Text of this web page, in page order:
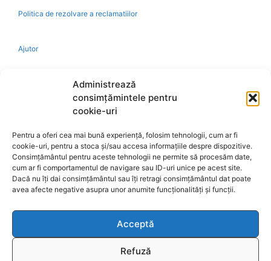
Administrează
consimțămintele pentru
cookie-uri
Pentru a oferi cea mai bună experiență, folosim tehnologii, cum ar fi
cookie-uri, pentru a stoca și/sau accesa informațiile despre dispozitive.
Consimțământul pentru aceste tehnologii ne permite să procesăm date,
cum ar fi comportamentul de navigare sau ID-uri unice pe acest site.
Dacă nu îți dai consimțământul sau îți retragi consimțământul dat poate
avea afecte negative asupra unor anumite funcționalități și funcții.
Acceptă
Refuză
Politica de rezolvare a reclamatiilor
Ajutor
Retragere din contract
A.N.P.C.